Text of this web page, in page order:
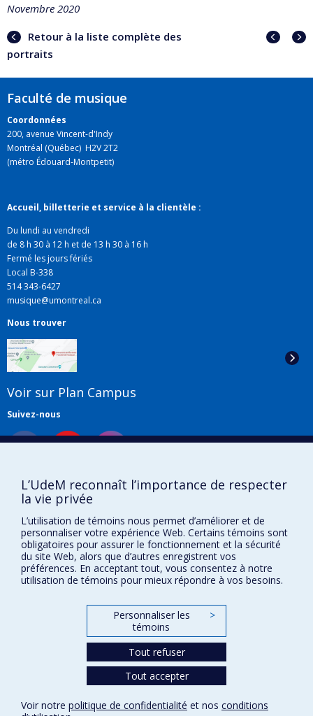
Novembre 2020
Retour à la liste complète des
portraits
Faculté de musique
Coordonnées
200, avenue Vincent-d'Indy
Montréal (Québec) H2V 2T2
(métro Édouard-Montpetit)
Accueil, billetterie et service à la clientèle :
Du lundi au vendredi
de 8 h 30 à 12 h et de 13 h 30 à 16 h
Fermé les jours fériés
Local B-338
514 343-6427
musique@umontreal.ca
Nous trouver
Voir sur Plan Campus
Suivez-nous
Liens utiles
Accessibilité
S'abonner à l'infolettre
Nouvelles
Donner à la Faculté de musique
Médias
Paramètres des témoins
Université de
Montréal
L’UdeM reconnaît l’importance de respecter
la vie privée
L’utilisation de témoins nous permet d’améliorer et de
personnaliser votre expérience Web. Certains témoins sont
obligatoires pour assurer le fonctionnement et la sécurité
du site Web, alors que d’autres enregistrent vos
préférences. En acceptant tout, vous consentez à notre
utilisation de témoins pour mieux répondre à vos besoins.
Personnaliser les
témoins
>
Tout refuser
Tout accepter
Voir notre politique de confidentialité et nos conditions